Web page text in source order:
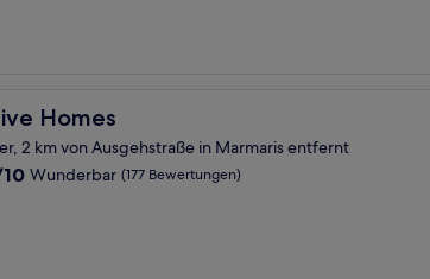
Homes
Homes
2 km von Ausgehstraße in Marmaris entfernt
Wunderbar (177 Bewertungen)